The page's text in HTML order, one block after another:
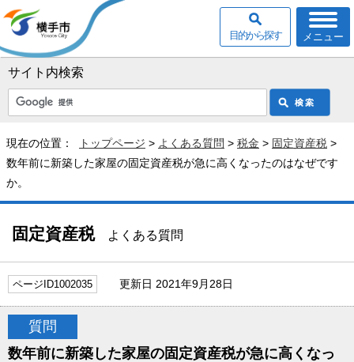
サイト内検索
メニュー
目的から探す
現在の位置： トップページ > よくある質問 > 税金 > 固定資産税 >
数年前に新築した家屋の固定資産税が急に高くなったのはなぜです
か。
固定資産税よくある質問
ページID1002035 更新日 2021年9月28日
質問
数年前に新築した家屋の固定資産税が急に高くなっ